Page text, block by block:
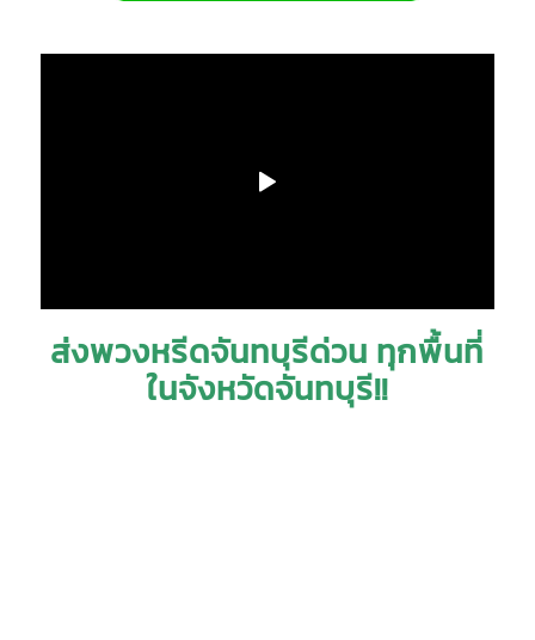
ส่งพวงหรีดจันทบุรีด่วน ทุกพื้นที่
ในจังหวัดจันทบุรี!!